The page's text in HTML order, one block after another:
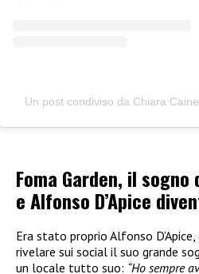
Un post condiviso da Chiara
Foma Garden, il
e Alfonso D’Apice
Era stato proprio Alfonso
rivelare sui social il suo grande
un locale tutto suo: “Ho sempre